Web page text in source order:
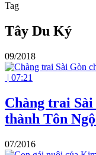
Tag
Tây Du Ký
09/2018
| 07:21
Chàng trai
thành Tôn
07/2016